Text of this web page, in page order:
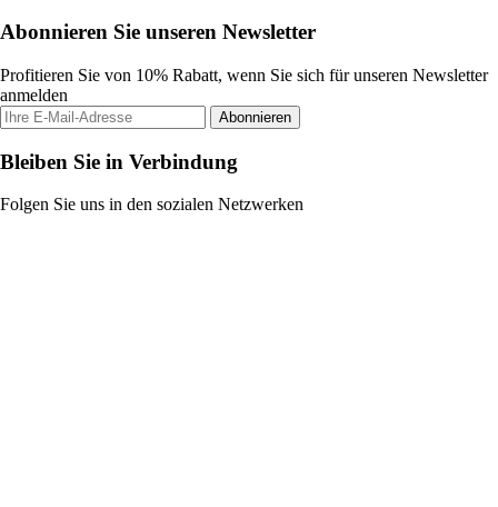
Abonnieren Sie unseren Newsletter
Profitieren Sie von 10% Rabatt, wenn Sie sich für unseren Newsletter
anmelden
Abonnieren
Bleiben Sie in Verbindung
Folgen Sie uns in den sozialen Netzwerken